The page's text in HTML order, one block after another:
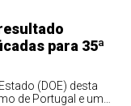
para 35ª
(DOE) desta
de Portugal e um